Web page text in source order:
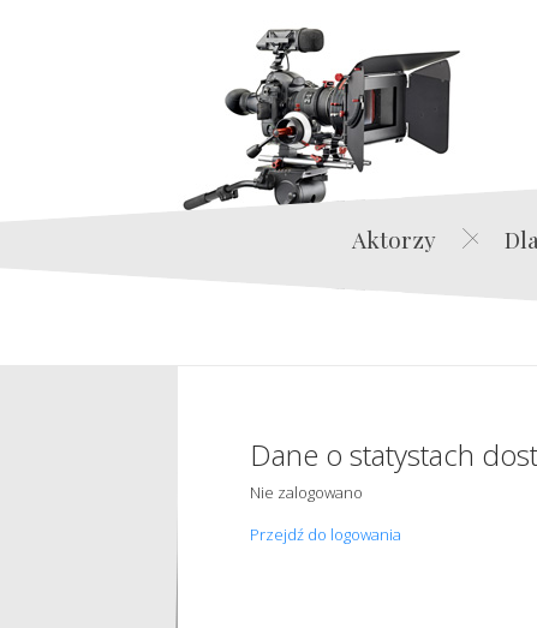
Aktorzy
Dane o statystach
Nie zalogowano
Przejdź do logowania